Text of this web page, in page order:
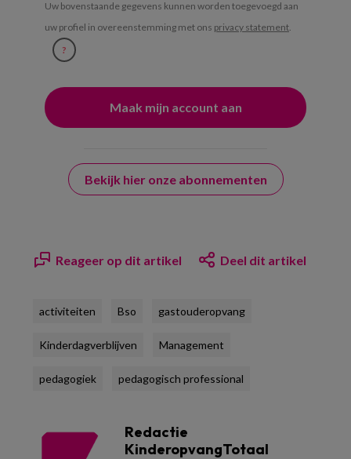
Uw bovenstaande gegevens kunnen worden toegevoegd aan
uw profiel in overeenstemming met ons privacy statement
?
Bekijk hier onze abonnementen
Reageer op dit artikel Deel dit artikel
activiteiten Bso gastouderopvang
Kinderdagverblijven Management
pedagogiek pedagogisch professional
Redactie
KinderopvangTotaal